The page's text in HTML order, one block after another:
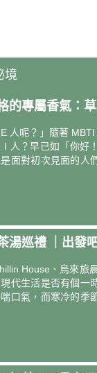
境
的專屬香氣：
E 人呢？」隨著
I 人？早已如「你好
面對初次見面的人
，從中挑選最契合
湯巡禮 ｜出發
House、烏來旅
代生活是否有個一
口氣，而寒冷的季